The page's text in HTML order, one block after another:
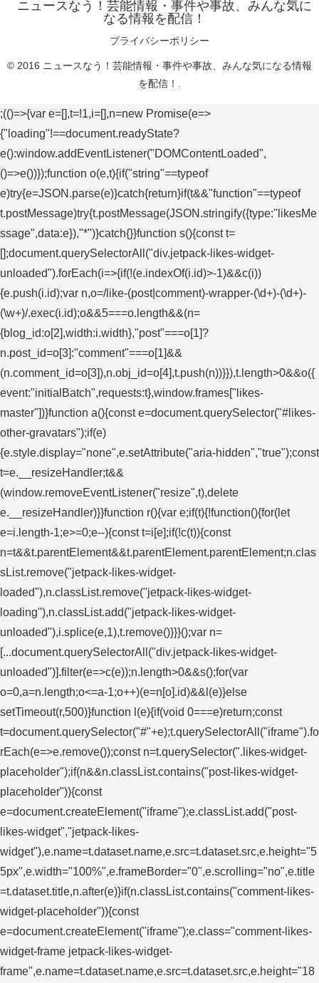
ニュースなう！芸能情報・事件や事故、みんな気に
なる情報を配信！
プライバシーポリシー
© 2016 ニュースなう！芸能情報・事件や事故、みんな気になる情報
を配信！.
;(()=>{var e=[],t=!1,i=[],n=new Promise(e=>
{"loading"!==document.readyState?
e():window.addEventListener("DOMContentLoaded",
()=>e())});function o(e,t){if("string"==typeof
e)try{e=JSON.parse(e)}catch{return}if(t&&"function"==typeof
t.postMessage)try{t.postMessage(JSON.stringify({type:"likesMe
ssage",data:e}),"*")}catch{}}function s(){const t=
[];document.querySelectorAll("div.jetpack-likes-widget-
unloaded").forEach(i=>{if(!(e.indexOf(i.id)>-1)&&c(i))
{e.push(i.id);var n,o=/like-(post|comment)-wrapper-(\d+)-(\d+)-
(\w+)/.exec(i.id);o&&5===o.length&&(n=
{blog_id:o[2],width:i.width},"post"===o[1]?
n.post_id=o[3]:"comment"===o[1]&&
(n.comment_id=o[3]),n.obj_id=o[4],t.push(n))}}),t.length>0&&o({
event:"initialBatch",requests:t},window.frames["likes-
master"])}function a(){const e=document.querySelector("#likes-
other-gravatars");if(e)
{e.style.display="none",e.setAttribute("aria-hidden","true");const
t=e.__resizeHandler;t&&
(window.removeEventListener("resize",t),delete
e.__resizeHandler)}}function r(){var e;if(t){!function(){for(let
e=i.length-1;e>=0;e--){const t=i[e];if(!c(t)){const
n=t&&t.parentElement&&t.parentElement.parentElement;n.clas
sList.remove("jetpack-likes-widget-
loaded"),n.classList.remove("jetpack-likes-widget-
loading"),n.classList.add("jetpack-likes-widget-
unloaded"),i.splice(e,1),t.remove()}}}();var n=
[...document.querySelectorAll("div.jetpack-likes-widget-
unloaded")].filter(e=>c(e));n.length>0&&s();for(var
o=0,a=n.length;o<=a-1;o++)(e=n[o].id)&&l(e)}else
setTimeout(r,500)}function l(e){if(void 0===e)return;const
t=document.querySelector("#"+e);t.querySelectorAll("iframe").fo
rEach(e=>e.remove());const n=t.querySelector(".likes-widget-
placeholder");if(n&&n.classList.contains("post-likes-widget-
placeholder")){const
e=document.createElement("iframe");e.classList.add("post-
likes-widget","jetpack-likes-
widget"),e.name=t.dataset.name,e.src=t.dataset.src,e.height="5
5px",e.width="100%",e.frameBorder="0",e.scrolling="no",e.title
=t.dataset.title,n.after(e)}if(n.classList.contains("comment-likes-
widget-placeholder")){const
e=document.createElement("iframe");e.class="comment-likes-
widget-frame jetpack-likes-widget-
frame",e.name=t.dataset.name,e.src=t.dataset.src,e.height="18